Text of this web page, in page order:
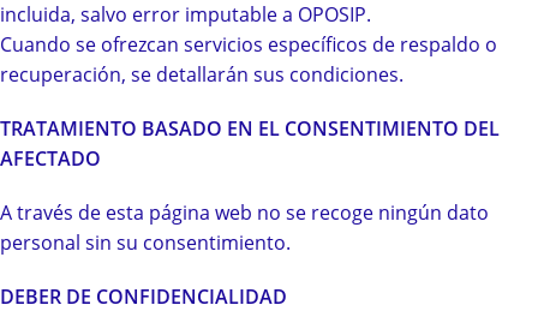
incluida, salvo error imputable a OPOSIP.
Cuando se ofrezcan servicios específicos de respaldo o
recuperación, se detallarán sus condiciones.
TRATAMIENTO BASADO EN EL CONSENTIMIENTO DEL
AFECTADO
A través de esta página web no se recoge ningún dato
personal sin su consentimiento.
DEBER DE CONFIDENCIALIDAD